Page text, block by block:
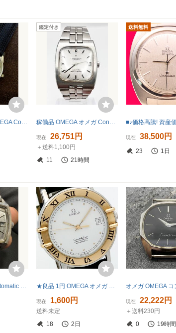
鑑定付き
現在 26,751円
＋送料1,100円
11
21時間
送料無料
現在 38,500円
23 1日
現在 1,600円
送料未定
18
2日
現在 22,222円
＋送料230円
0
19時間